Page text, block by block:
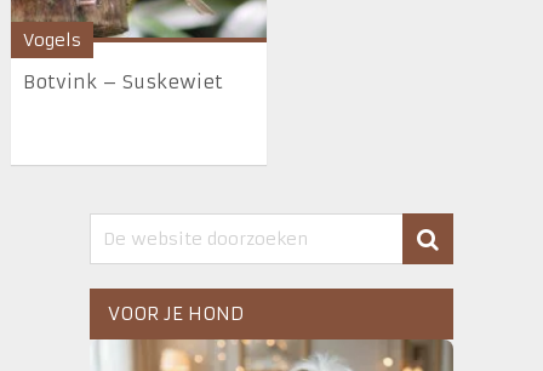
Vogels
Botvink – Suskewiet
VOOR JE HOND